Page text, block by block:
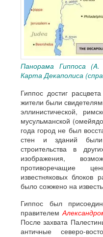
Панорама Гиппоса
Карта Декаполиса
Гиппос достиг
жители были
эллинистической,
мусульманской
года город не был
стен и зданий
строительства в
изображения,
противоречащие
известняковых блоков
было сожжено на
Гиппос был
правителем
После захвата
античные северо-